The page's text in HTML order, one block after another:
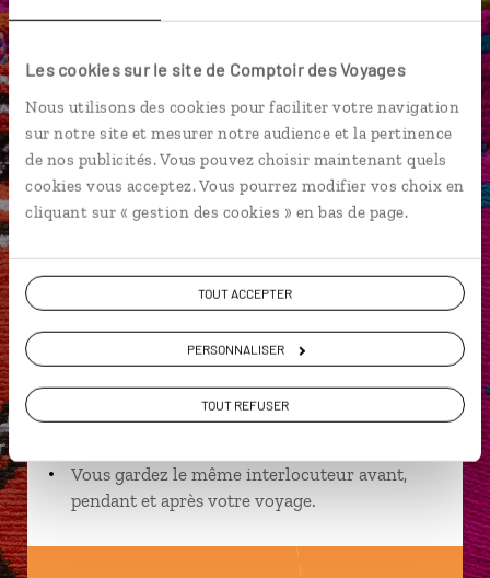
Les cookies sur le site de Comptoir des Voyages
Nous utilisons des cookies pour faciliter votre navigation
sur notre site et mesurer notre audience et la pertinence
de nos publicités. Vous pouvez choisir maintenant quels
cookies vous acceptez. Vous pourrez modifier vos choix en
cliquant sur « gestion des cookies » en bas de page.
TOUT ACCEPTER
PERSONNALISER
TOUT REFUSER
David,
spécialiste Colombie
Lire son interview
spécialistes
près de vos envies et de la réalité du pays.
Échangez en face à face ou depuis nos studios
connectés en agence, mais aussi par email ou
Vous gardez le même interlocuteur avant,
pendant et après votre voyage.